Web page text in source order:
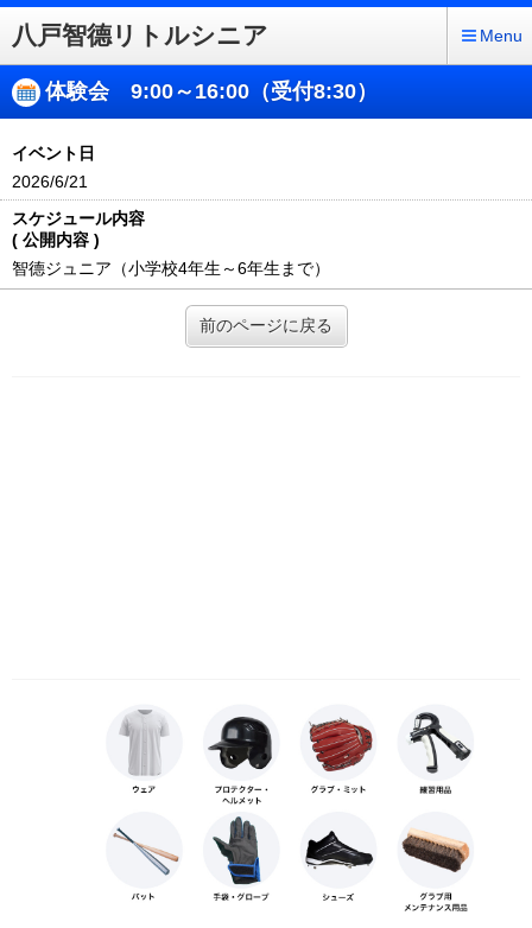
八戸智德リトルシニア Menu
体験会 9:00～16:00（受付8:30）
イベント日
2026/6/21
スケジュール内容
( 公開内容 )
智德ジュニア（小学校4年生～6年生まで）
前のページに戻る